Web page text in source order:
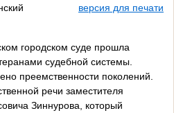
версия для печати
городском суде прошла
судебной системы.
преемственности поколений.
речи заместителя
Зиннурова, который